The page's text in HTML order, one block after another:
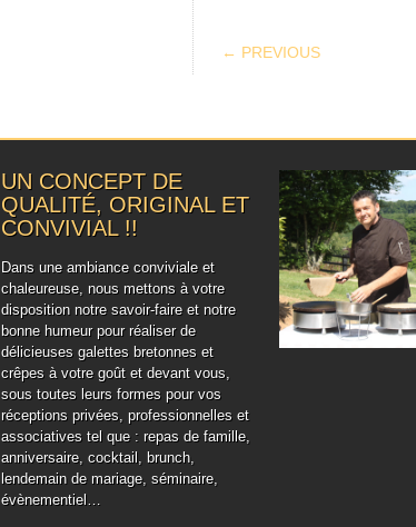
POST
← PREVIOUS
UN CONCEPT DE
QUALITÉ, ORIGINAL ET
CONVIVIAL !!
Dans une ambiance conviviale et
chaleureuse, nous mettons à votre
disposition notre savoir-faire et notre
bonne humeur pour réaliser de
délicieuses galettes bretonnes et
crêpes à votre goût et devant vous,
sous toutes leurs formes pour vos
réceptions privées, professionnelles et
associatives tel que : repas de famille,
anniversaire, cocktail, brunch,
lendemain de mariage, séminaire,
évènementiel…